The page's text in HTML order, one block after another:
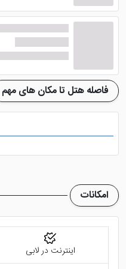
فاصله هتل تا مکان های مهم
امکانات
اینترنت در لابی